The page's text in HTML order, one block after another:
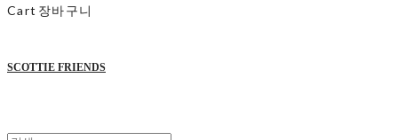
Cart 장바구니
SCOTTIE FRIENDS